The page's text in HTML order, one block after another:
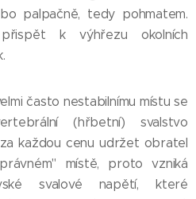
palpačně, tedy pohmatem.
k výhřezu okolních
často nestabilnímu místu se
(hřbetní) svalstvo
každou cenu udržet obratel
místě, proto vzniká
svalové napětí, které